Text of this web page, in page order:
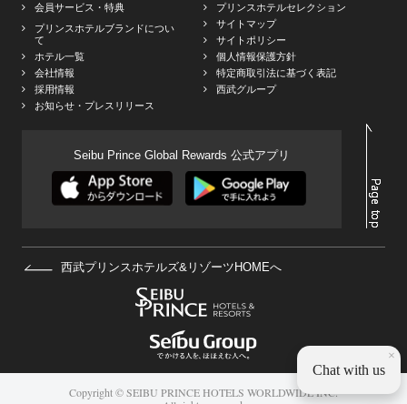
会員サービス・特典
プリンスホテルブランドについ
て
ホテル一覧
会社情報
採用情報
お知らせ・プレスリリース
プリンスホテルセレクション
サイトマップ
サイトポリシー
個人情報保護方針
特定商取引法に基づく表記
西武グループ
Seibu Prince Global Rewards 公式アプリ
西武プリンスホテルズ&リゾーツHOMEへ
Copyright © SEIBU PRINCE HOTELS WORLDWIDE INC.
×
Chat with us